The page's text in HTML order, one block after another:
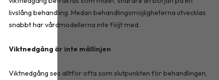
livslång behandling. Medan behandlingsmöjligheterna utvecklas
snabbt har vårdmodellerna inte följt med.
Viktnedgång är inte mållinjen
Viktnedgång ses alltför ofta som slutpunkten för behandlingen,